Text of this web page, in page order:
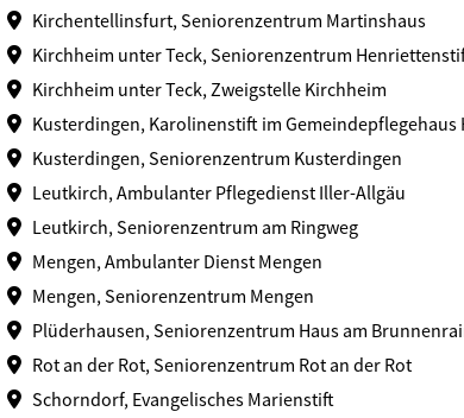
Kirchentellinsfurt, Seniorenzentrum Martinshaus
Kirchheim unter Teck, Seniorenzentrum
Kirchheim unter Teck, Zweigstelle Kirchheim
Kusterdingen, Karolinenstift im Gemeindepflegehaus
Kusterdingen, Seniorenzentrum Kusterdingen
Leutkirch, Ambulanter Pflegedienst Iller-Allgäu
Leutkirch, Seniorenzentrum am Ringweg
Mengen, Ambulanter Dienst Mengen
Mengen, Seniorenzentrum Mengen
Plüderhausen, Seniorenzentrum Haus am
Rot an der Rot, Seniorenzentrum Rot an der Rot
Schorndorf, Evangelisches Marienstift